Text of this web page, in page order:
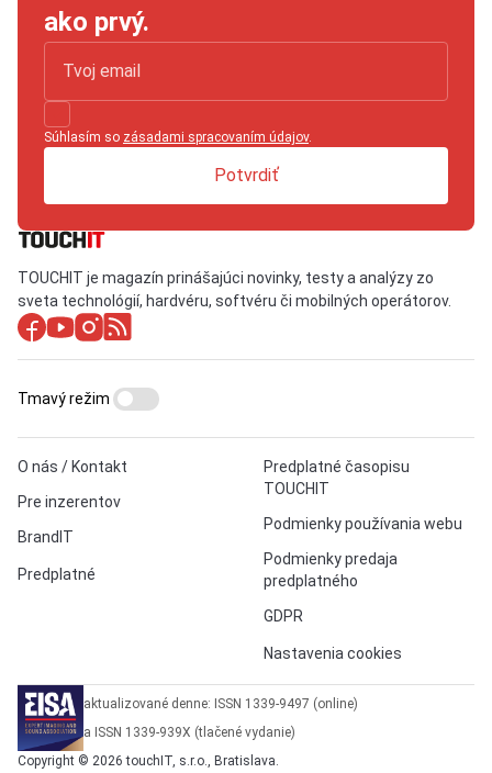
ako prvý.
Súhlasím so zásadami spracovaním údajov.
Potvrdiť
TOUCHIT je magazín prinášajúci novinky, testy a analýzy zo
sveta technológií, hardvéru, softvéru či mobilných operátorov.
O nás / Kontakt
Pre inzerentov
BrandIT
Predplatné
Predplatné časopisu
TOUCHIT
Podmienky používania webu
Podmienky predaja
predplatného
GDPR
Nastavenia cookies
Tmavý režim
aktualizované denne: ISSN 1339-9497 (online)
a ISSN 1339-939X (tlačené vydanie)
Copyright © 2026 touchIT, s.r.o., Bratislava.